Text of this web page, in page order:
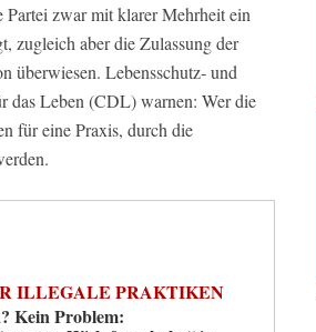
zwar mit klarer Mehrheit ein
zugleich aber die Zulassung der
überwiesen. Lebensschutz‑ und
das Leben (CDL) warnen: Wer die
für eine Praxis, durch die
ILLEGALE PRAKTIKEN
Kein Problem: